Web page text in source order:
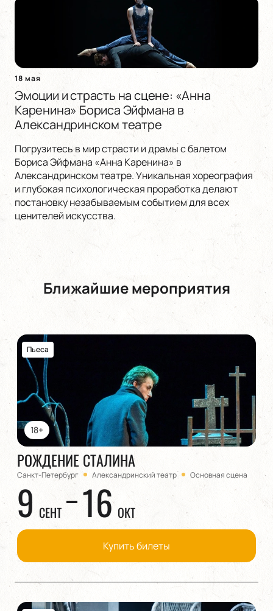
18 мая
Эмоции и страсть на сцене: «Анна
Каренина» Бориса Эйфмана в
Александринском театре
Погрузитесь в мир страсти и драмы с балетом
Бориса Эйфмана «Анна Каренина» в
Александринском театре. Уникальная хореография
и глубокая психологическая проработка делают
постановку незабываемым событием для всех
ценителей искусства.
Ближайшие мероприятия
18+
Пьеса
РОЖДЕНИЕ СТАЛИНА
Санкт-Петербург Александринский театр Основная сцена
9 СЕНТ 16 ОКТ
Купить билеты